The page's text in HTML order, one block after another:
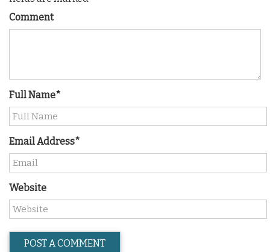
Comment
Full Name*
Email Address*
Website